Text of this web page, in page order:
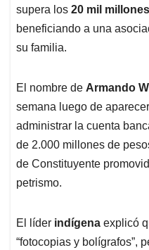
supera los 20 mil
beneficiando a una
su familia.
El nombre de Armando
semana luego de
administrar la cuenta
de 2.000 millones de
de Constituyente
petrismo.
El líder indígena explicó
“fotocopias y bolígrafos”,